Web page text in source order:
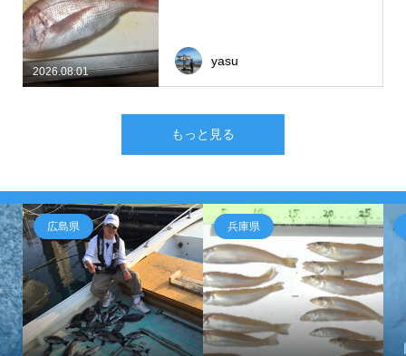
2026.08.01
yasu
もっと見る
広島県 兵庫県